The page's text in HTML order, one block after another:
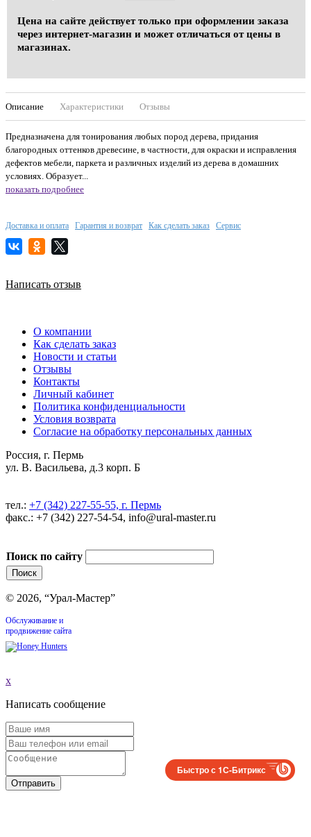
Цена на сайте действует только при оформлении заказа
через интернет-магазин и может отличаться от цены в
магазинах.
Описание Характеристики Отзывы
Предназначена для тонирования любых пород дерева, придания
благородных оттенков древесине, в частности, для окраски и исправления
дефектов мебели, паркета и различных изделий из дерева в домашних
условиях. Образует...
показать подробнее
Доставка и оплата Гарантия и возврат Как сделать заказ Сервис
Написать отзыв
О компании
Как сделать заказ
Новости и статьи
Отзывы
Контакты
Личный кабинет
Политика конфиденциальности
Условия возврата
Согласие на обработку персональных данных
Россия, г. Пермь
ул. В. Васильева, д.3 корп. Б
тел.: +7 (342) 227-55-55, г. Пермь
факс.: +7 (342) 227-54-54, info@ural-master.ru
Поиск по сайту
© 2026, “Урал-Мастер”
Обслуживание и
продвижение сайта
x
Написать сообщение
Отправить
Быстро с 1С-Битрикс